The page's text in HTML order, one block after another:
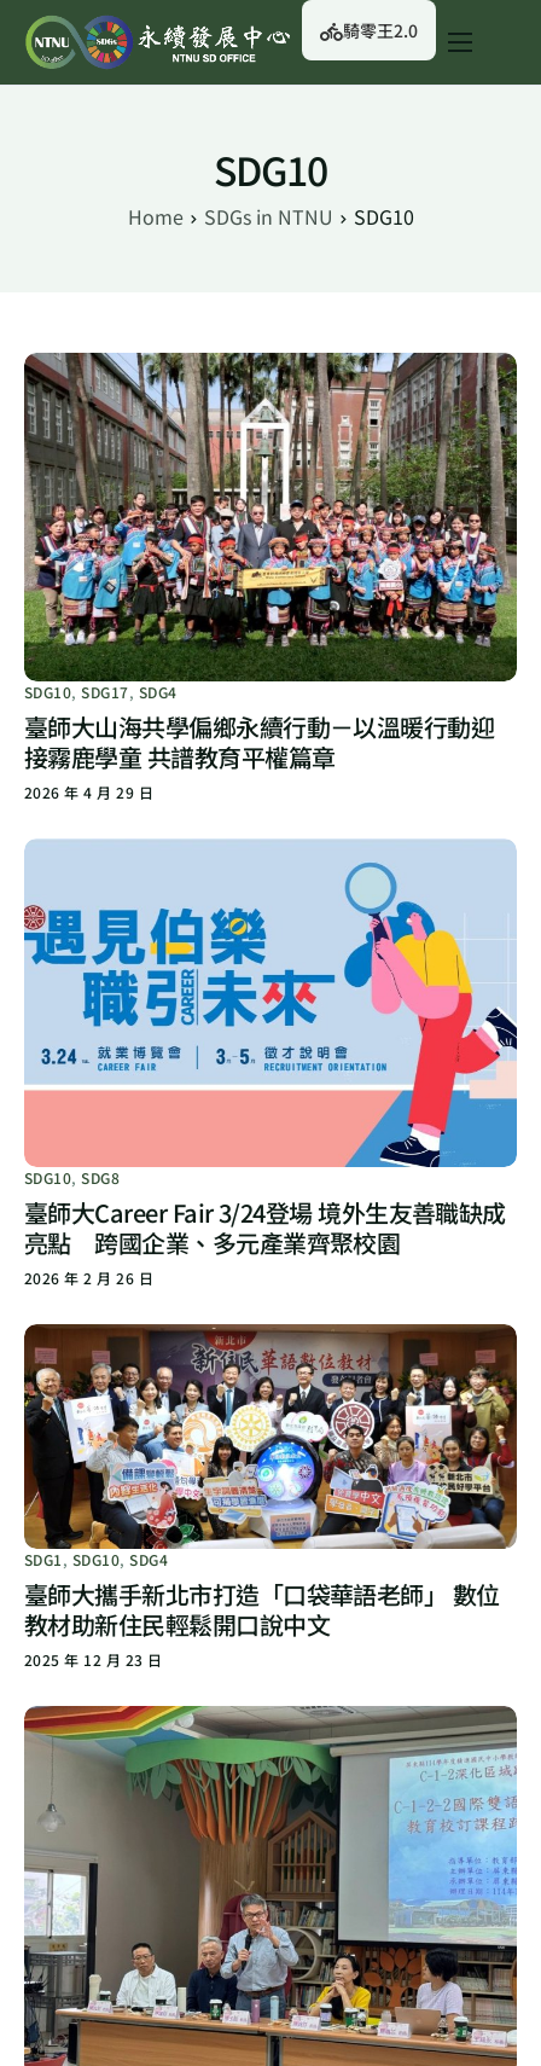
關於我們
騎零王2.0
SDG10
Home SDGs in NTNU SDG10
SDG10,SDG17, SDG4
臺師大山海共學偏鄉永續行動－以溫暖行動迎
接霧鹿學童 共譜教育平權篇章
2026 年 4 月 29 日
SDG10,SDG8
臺師大Career Fair 3/24登場 境外生友善職缺成
亮點 跨國企業、多元產業齊聚校園
2026 年 2 月 26 日
SDG1, SDG10,SDG4
臺師大攜手新北市打造「口袋華語老師」 數位
教材助新住民輕鬆開口說中文
2025 年 12 月 23 日